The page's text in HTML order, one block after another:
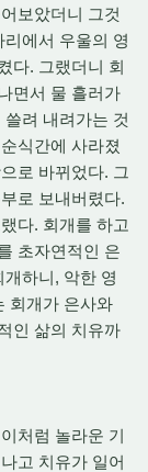
보았더니 그것
에서 우울의 영
다. 그랬더니 회
면서 물 흘러가
려 내려가는 것
식간에 사라졌
로 바뀌었다. 그
로 보내버렸다.
다. 회개를 하고
초자연적인 은
하니, 악한 영
회개가 은사와
인 삶의 치유까
처럼 놀라운 기
고 치유가 일어